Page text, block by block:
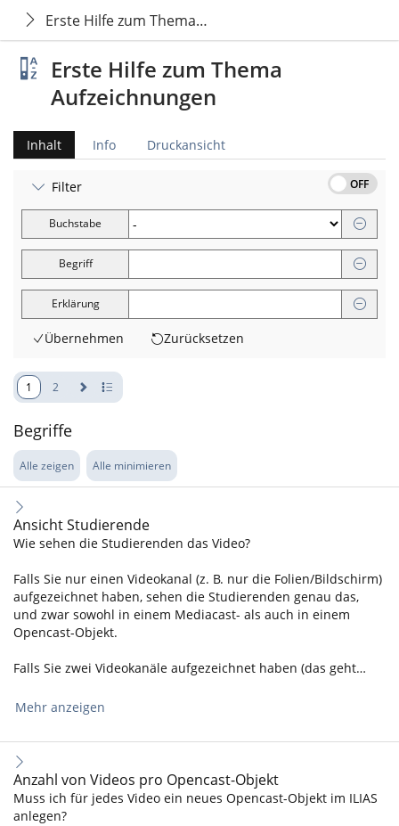
Erste Hilfe zum Thema Aufzeichnungen
Erste Hilfe zum Thema
Aufzeichnungen
Inhalt Info Druckansicht
Filter OFF
Buchstabe
Begriff
Erklärung
Übernehmen Zurücksetzen
1 2
Begriffe
Alle zeigen Alle minimieren
Ansicht Studierende
Wie sehen die Studierenden das Video?
Falls Sie nur einen Videokanal (z. B. nur die Folien/Bildschirm)
aufgezeichnet haben, sehen die Studierenden genau das,
und zwar sowohl in einem Mediacast- als auch in einem
Opencast-Objekt.
Falls Sie zwei Videokanäle aufgezeichnet haben (das geht…
Mehr anzeigen
Anzahl von Videos pro Opencast-Objekt
Muss ich für jedes Video ein neues Opencast-Objekt im ILIAS
anlegen?